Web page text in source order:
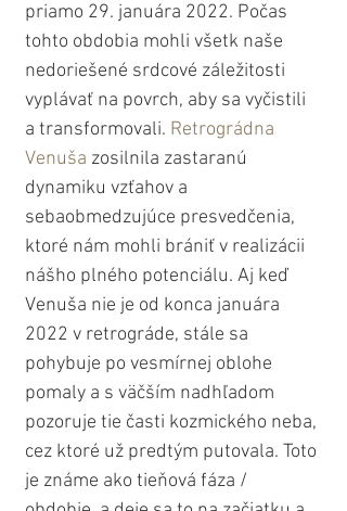
priamo 29. januára 2022. Počas
tohto obdobia mohli všetk naše
nedoriešené srdcové záležitosti
vyplávať na povrch, aby sa vyčistili
a transformovali. Retrográdna
Venuša zosilnila zastaranú
dynamiku vzťahov a
sebaobmedzujúce presvedčenia,
ktoré nám mohli brániť v realizácii
nášho plného potenciálu. Aj keď
Venuša nie je od konca januára
2022 v retrográde, stále sa
pohybuje po vesmírnej oblohe
pomaly a s väčším nadhľadom
pozoruje tie časti kozmického neba,
cez ktoré už predtým putovala. Toto
je známe ako tieňová fáza /